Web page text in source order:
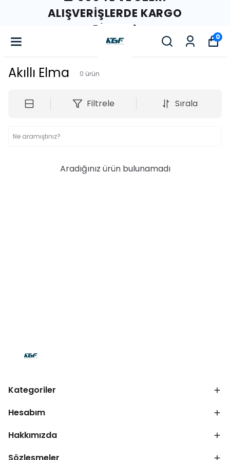
ALIŞVERIŞLERDE KARGO
BIZDEN!
0
Akıllı Elma 0 ürün
Filtrele Sırala
Aradığınız ürün bulunamadı
Kategoriler
Hesabım
Hakkımızda